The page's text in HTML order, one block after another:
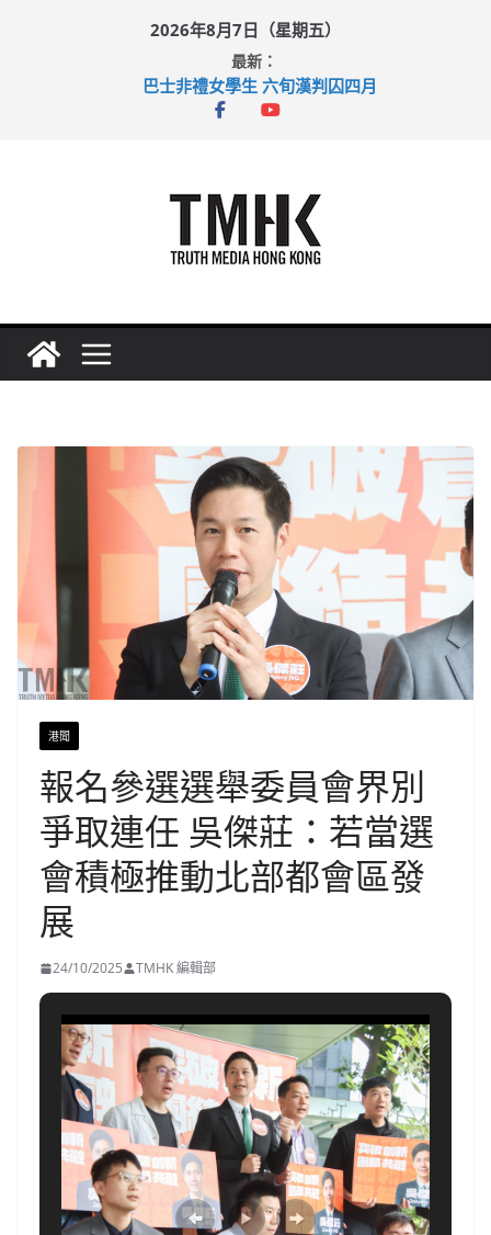
2026年8月7日（星期五）
最新：
巴士非禮女學生 六旬漢判囚四月
涉造假公屋富戶申報表 倉管員准保釋候訊
港聞
報名參選選舉委員會界別
爭取連任 吳傑莊：若當選
會積極推動北部都會區發
展
24/10/2025 TMHK 編輯部